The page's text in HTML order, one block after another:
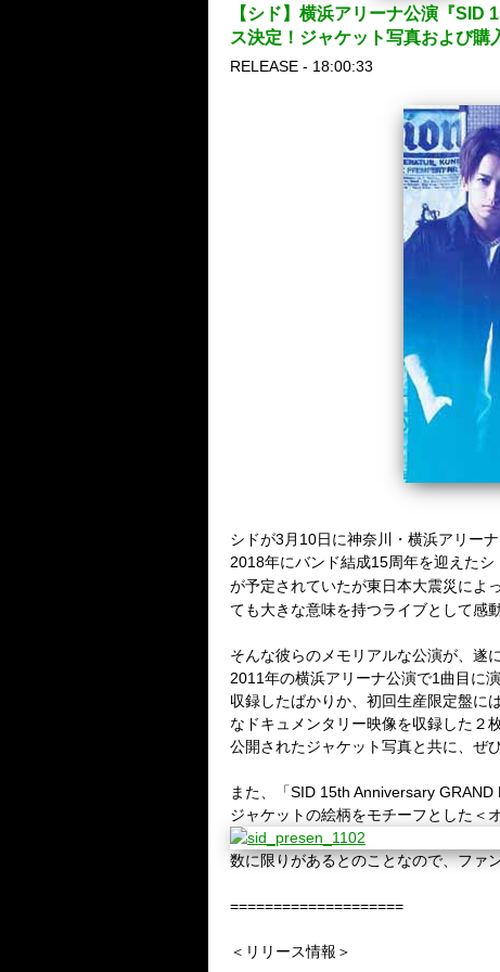
【シド】横浜アリーナ公演『
ス決定！ジャケット写真および購
RELEASE - 18:00:33
シドが3 月 10日に神奈川・横浜アリー
2018年にバンド結成15周年を迎えた
が予定されていたが東日本大震災によ
ても大きな意味を持つライブとして感
そんな彼らのメモリアルな公演が、遂
2011年の横浜アリーナ公演で1 曲目に
収録したばかりか、初回生産限定盤に
なドキュメンタリー映像を収録した２
公開されたジャケット写真と共に、ぜ
また、「SID 15th Anniversary GRAND
ジャケットの絵柄をモチーフとした＜
数に限りがあるとのことなので、ファ
====================
＜リリース情報＞